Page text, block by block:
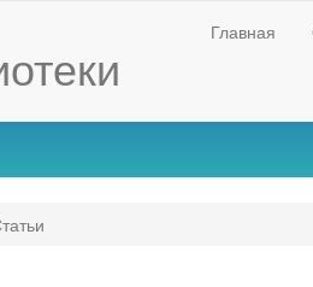
Главная